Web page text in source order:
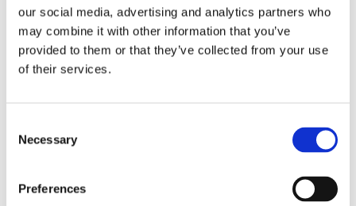
our social media, advertising and analytics partners who
may combine it with other information that you’ve
provided to them or that they’ve collected from your use
of their services.
Selection
Necessary
Preferences
Кліматизація (47)